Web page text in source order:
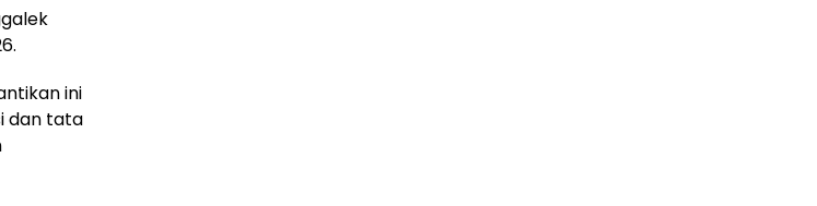
ini
dan tata